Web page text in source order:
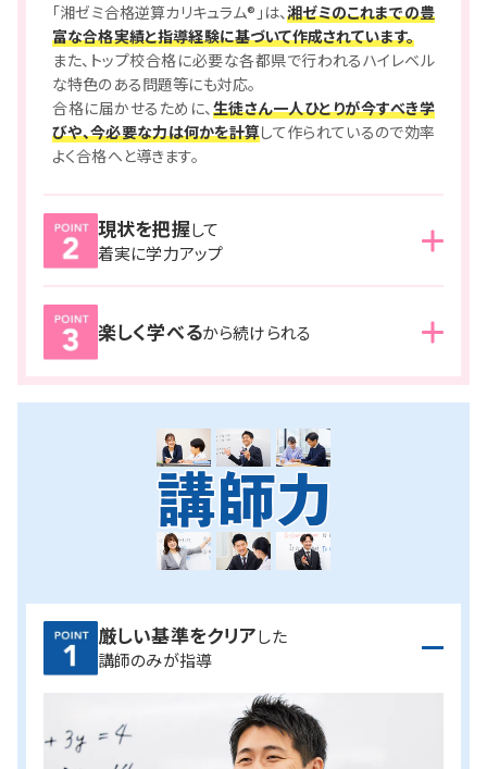
「湘ゼミ合格逆算カリキュラム®」は、湘ゼミのこれまでの豊
富な合格実績と指導経験に基づいて作成されています。
また、トップ校合格に必要な各都県で行われるハイレベル
な特色のある問題等にも対応。
合格に届かせるために、生徒さん一人ひとりが今すべき学
びや、今必要な力は何かを計算して作られているので効率
よく合格へと導きます。
現状を把握して
着実に学力アップ
湘ゼミでは、通塾日ごとに、授業での理解、宿題での定着、
小テストでの計測を繰り返し実施。
現状の定着度を把握し、次の授業に活かすことで、着実に
学力を伸ばしていきます。
楽しく学べるから続けられる
現状を把握しながら繰り返し学習することで、
着実に合格
へ近付いていることが実感できる
お互いに高め合える仲間たちと共に、楽しく学習を継続し
ながら、合格へと向かうことができます。
厳しい基準をクリアした
講師のみが指導